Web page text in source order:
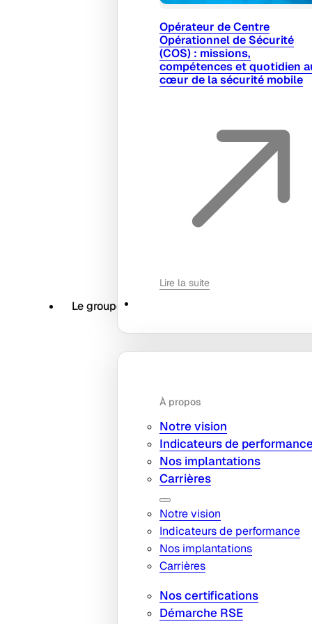
Opérateur de Centre
Opérationnel de Sécurité
(COS) : missions,
compétences et quotidien
cœur de la sécurité mobile
Lire la suite
Le groupe
À propos
Notre vision
Indicateurs de
Nos implantations
Carrières
Notre vision
Indicateurs de performance
Nos implantations
Carrières
Nos certifications
Démarche RSE